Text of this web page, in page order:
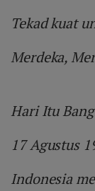
Tekad kuat
Merdeka,
Hari Itu
17 Agustus
Indonesia